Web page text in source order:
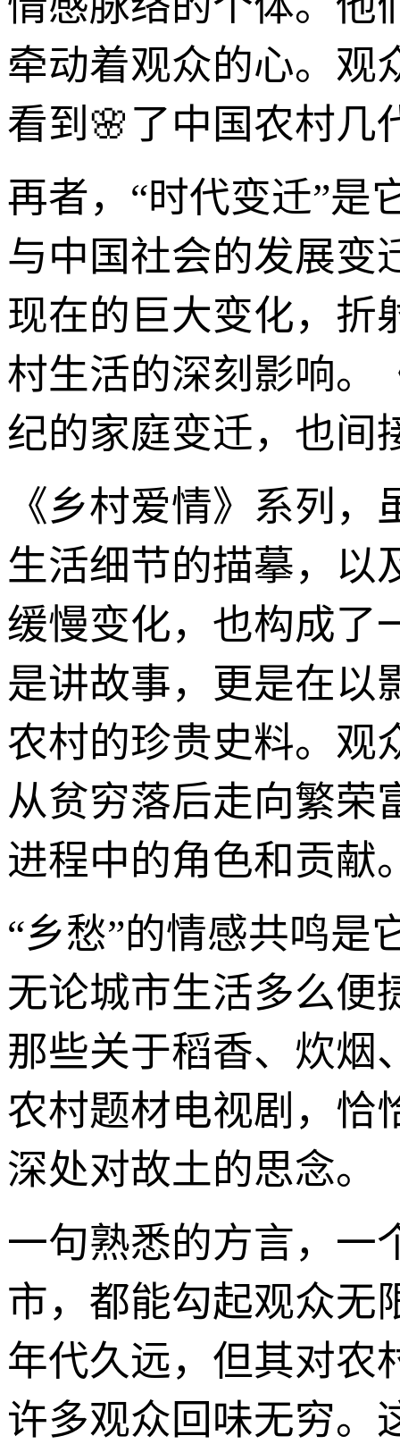
牵动着观众的心。观
看到🌸了中国农村几
再者，“时代变迁”是
与中国社会的发展变
现在的巨大变化，折
村生活的深刻影响。
纪的家庭变迁，也间
《乡村爱情》系列
生活细节的描摹，以
缓慢变化，也构成了
是讲故事，更是在以
农村的珍贵史料。观
从贫穷落后走向繁荣
进程中的角色和贡献
“乡愁”的情感共鸣是
无论城市生活多么便
那些关于稻香、炊烟
农村题材电视剧，恰
深处对故土的思念。
一句熟悉的方言，一
市，都能勾起观众无
年代久远，但其对农
许多观众回味无穷。